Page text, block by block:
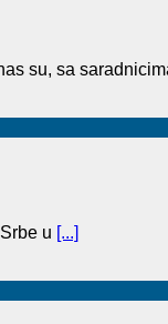
su, sa
u [...]